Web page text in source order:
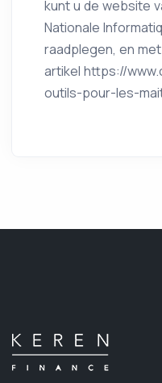
kunt u de website
Nationale
raadplegen, en
artikel https://
outils-pour-les-